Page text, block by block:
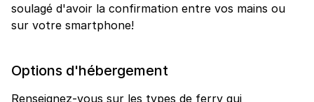
soulagé d'avoir la confirmation entre vos mains ou
sur votre smartphone!
Options d'hébergement
Renseignez-vous sur les types de ferry qui